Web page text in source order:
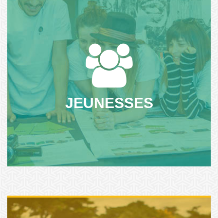
JEUNESSES
Permettre à chaque jeune de construire son projet, c'est
faire une place aux citoyen.ne.s de demain dans la société.
Nous les accompagnons...
NOS ACTIONS